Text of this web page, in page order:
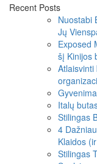
Recent Posts
Nuostabi
Jų
Exposed
šį Kinijos
Italų
Stilingas
4
Klaidos
Stilingas